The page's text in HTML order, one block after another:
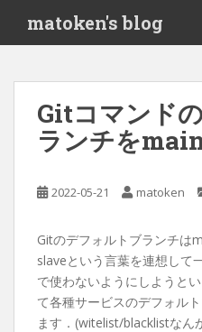
i
matoken's blog
Gitコマンド
ランチを
2022-05-21 matoken
Gitのデフォルトブランチは
slaveという言葉を連想して
で使わないようにしようと
て各種サービスのデフォル
ます．(witelist/blacklistなん